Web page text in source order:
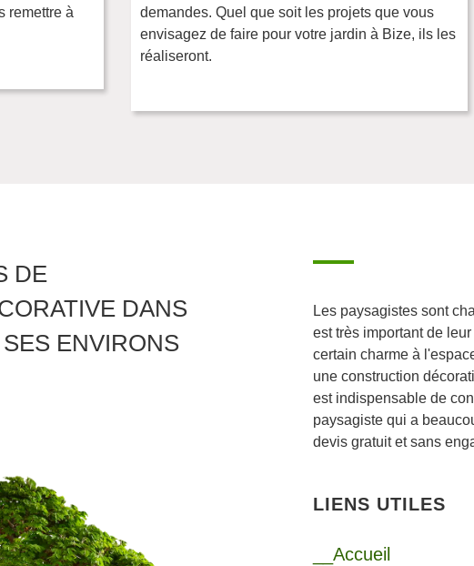
remettre à
demandes. Quel que soit les projets que vous
envisagez de faire pour votre jardin à Bize, ils les
réaliseront.
DE
DANS
ENVIRONS
Les paysagistes sont
est très important de
certain charme à
une construction
est indispensable de
paysagiste qui a
devis gratuit et sans
LIENS UTILES
__Accueil